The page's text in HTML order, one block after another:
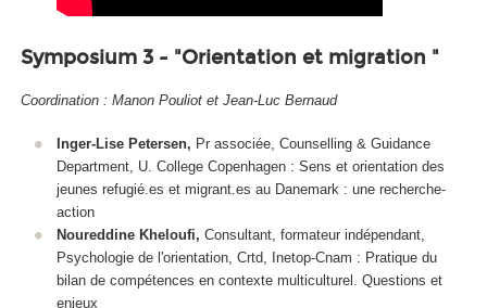
Symposium 3 - "Orientation et migration "
Coordination : Manon Pouliot et Jean-Luc Bernaud
Inger-Lise Petersen, Pr associée, Counselling & Guidance
Department, U. College Copenhagen : Sens et orientation des
jeunes refugié.es et migrant.es au Danemark : une recherche-
action
Noureddine Kheloufi, Consultant, formateur indépendant,
Psychologie de l'orientation, Crtd, Inetop-Cnam : Pratique du
bilan de compétences en contexte multiculturel. Questions et
enjeux